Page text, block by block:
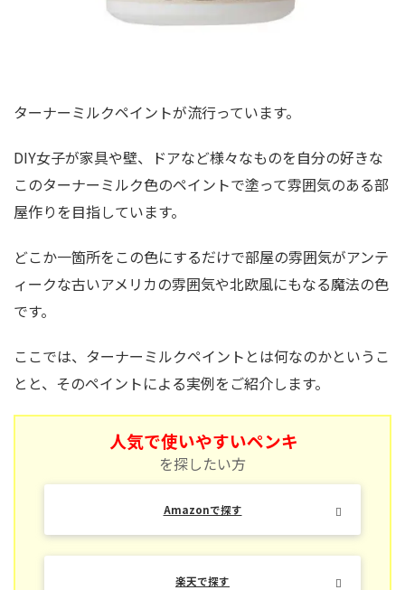
ターナーミルクペイントが流行っています。
DIY女子が家具や壁、ドアなど様々なものを自分の好きな
このターナーミルク色のペイントで塗って雰囲気のある部
屋作りを目指しています。
どこか一箇所をこの色にするだけで部屋の雰囲気がアンテ
ィークな古いアメリカの雰囲気や北欧風にもなる魔法の色
です。
ここでは、ターナーミルクペイントとは何なのかというこ
とと、そのペイントによる実例をご紹介します。
人気で使いやすいペンキ
を探したい方
Amazonで探す
楽天で探す